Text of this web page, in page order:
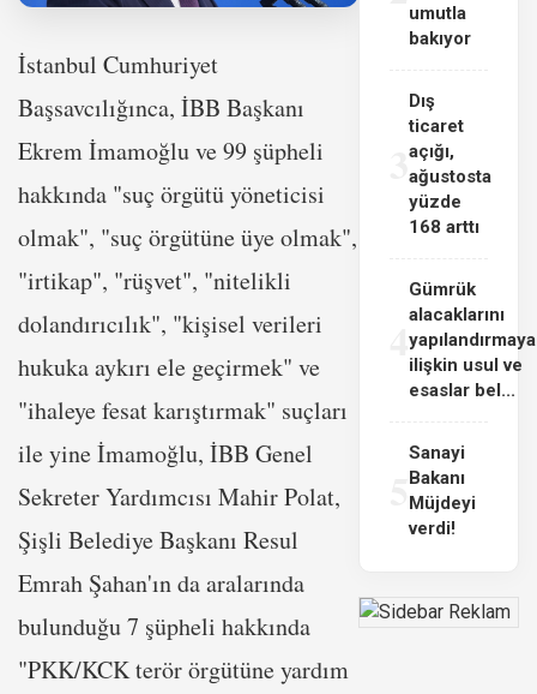
İstanbul Cumhuriyet
Başsavcılığınca, İBB Başkanı
Ekrem İmamoğlu ve 99 şüpheli
hakkında "suç örgütü yöneticisi
olmak", "suç örgütüne üye olmak",
"irtikap", "rüşvet", "nitelikli
dolandırıcılık", "kişisel verileri
hukuka aykırı ele geçirmek" ve
"ihaleye fesat karıştırmak" suçları
ile yine İmamoğlu, İBB Genel
Sekreter Yardımcısı Mahir Polat,
Şişli Belediye Başkanı Resul
Emrah Şahan'ın da aralarında
bulunduğu 7 şüpheli hakkında
"PKK/KCK terör örgütüne yardım
umutla
bakıyor
3
Dış
ticaret
açığı,
ağustosta
yüzde
168 arttı
4
Gümrük
alacaklarını
yapılandırmaya
ilişkin usul ve
esaslar bel...
Sanayi
Bakanı
Müjdeyi
verdi!